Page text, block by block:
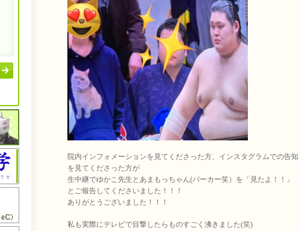
院内インフォメーションを見てくださった方、インスタグラムでの告知
を見てくださった方が
生中継でゆかこ先生とあまもっちゃん(パーカー笑）を「見たよ！！」
とご報告してくださいました！！！
ありがとうございました！！！
私も実際にテレビで目撃したらものすごく沸きました(笑)